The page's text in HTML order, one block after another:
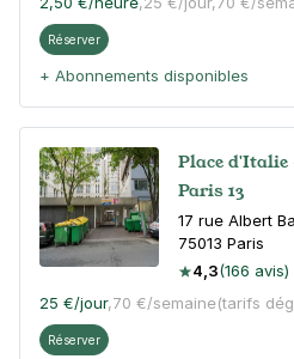
Réserver
+ Abonnements disponibles
Place d'Italie
Paris 13
17 rue Albert
75013 Paris
4,3(166 avis)
25 €/jour,70 €/semaine(tarifs
Réserver